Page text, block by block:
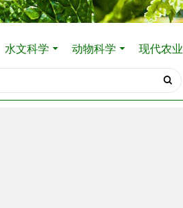
水文科学 动物科学 现代农业